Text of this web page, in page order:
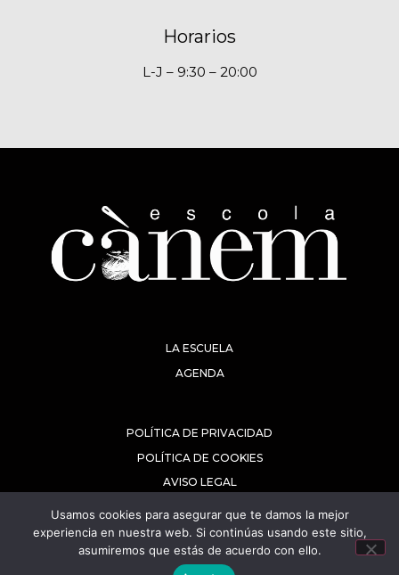
Horarios
L-J – 9:30 – 20:00
LA ESCUELA
AGENDA
POLÍTICA DE PRIVACIDAD
POLÍTICA DE COOKIES
AVISO LEGAL
Usamos cookies para asegurar que te damos la mejor
experiencia en nuestra web. Si continúas usando este sitio,
asumiremos que estás de acuerdo con ello.